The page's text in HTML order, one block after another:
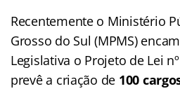
Recentemente o Ministério
Grosso do Sul (MPMS)
Legislativa o Projeto de Lei
prevê a criação de 100